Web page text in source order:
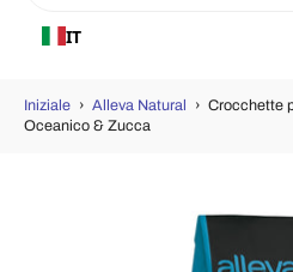
IT
Iniziale › Alleva Natural › Crocchette
Oceanico & Zucca